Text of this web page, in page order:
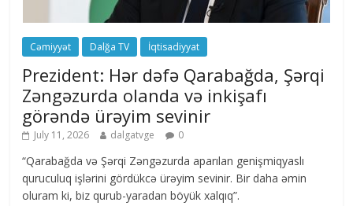
Cəmiyyət Dalğa TV İqtisadiyyat
Prezident: Hər dəfə Qarabağda, Şərqi
Zəngəzurda olanda və inkişafı
görəndə ürəyim sevinir
July 11, 2026 dalgatvge 0
“Qarabağda və Şərqi Zəngəzurda aparılan genişmiqyaslı
quruculuq işlərini gördükcə ürəyim sevinir. Bir daha əmin
oluram ki, biz qurub-yaradan böyük xalqıq”.